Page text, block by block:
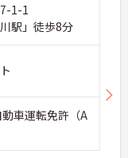
1-1
駅」徒歩8分
車運転免許（A